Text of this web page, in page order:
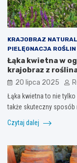
KRAJOBRAZ
PIELĘGNACJA ROŚLIN
Łąka kwietna w
krajobraz z
20 lipca 2025
Łąka kwietna to nie
także skuteczny
Czytaj dalej